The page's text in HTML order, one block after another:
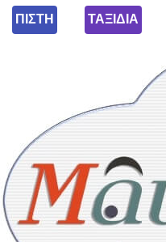
ΠΙΣΤΗ ΤΑΞΙΔΙΑ